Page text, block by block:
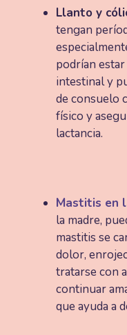
Llanto y
tengan
podrían
intestinal y
de consuelo
físico y
lactancia​​.
Mastitis en
la madre,
mastitis se
dolor,
tratarse con
continuar
que ayuda a